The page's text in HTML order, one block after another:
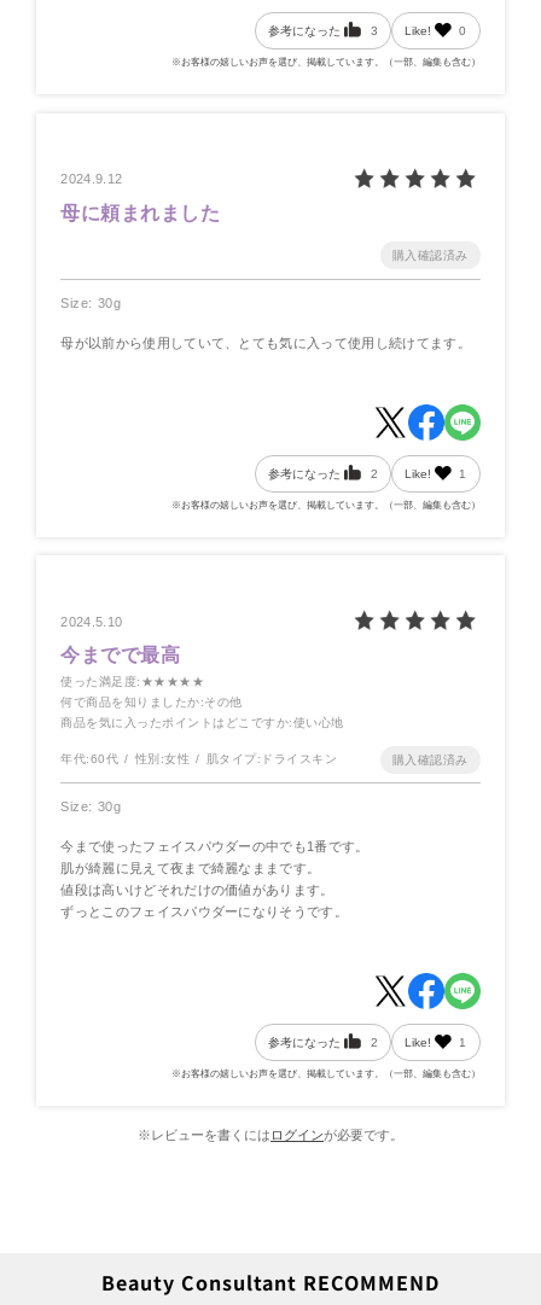
参考になった 3 Like! 0
※お客様の嬉しいお声を選び、掲載しています。（一部、編集も含む）
2024.9.12
母に頼まれました
Size: 30g
母が以前から使用していて、とても気に入って使用し続けてます。
参考になった 2 Like! 1
※お客様の嬉しいお声を選び、掲載しています。（一部、編集も含む）
2024.5.10
今までで最高
使った満足度:★★★★★
何で商品を知りましたか:その他
商品を気に入ったポイントはどこですか:使い心地
年代:60代 性別:女性 肌タイプ: ドライスキン
Size: 30g
今まで使ったフェイスパウダーの中でも1番です。
肌が綺麗に見えて夜まで綺麗なままです。
値段は高いけどそれだけの価値があります。
ずっとこのフェイスパウダーになりそうです。
参考になった 2 Like! 1
※お客様の嬉しいお声を選び、掲載しています。（一部、編集も含む）
※レビューを書くには ログインが必要です。
Beauty Consultant RECOMMEND